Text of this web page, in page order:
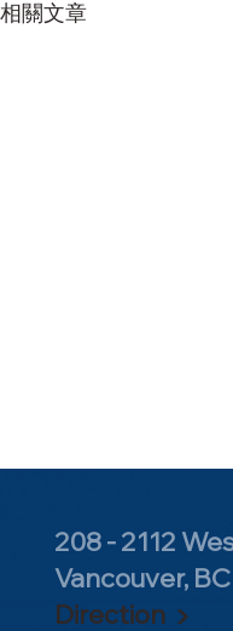
相關文章
208 - 2112
Vancouver,
Direction ▶